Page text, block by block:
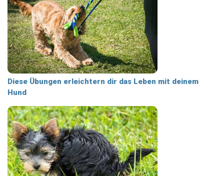
Diese Übungen erleichtern dir das Leben mit deinem
Hund